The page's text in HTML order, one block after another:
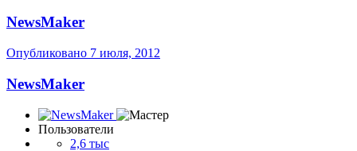
NewsMaker
Опубликовано 7 июля, 2012
NewsMaker
Пользователи
2,6 тыс